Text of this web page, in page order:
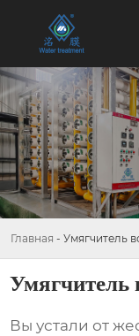
Главная - Умягчитель
Умягчитель
Вы устали от